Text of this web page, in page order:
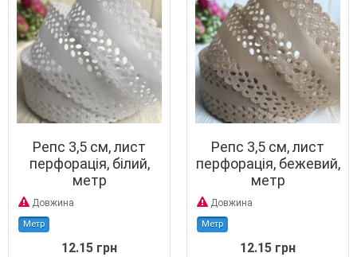
Репс 3,5 см, лист
перфорація, білий,
метр
Довжина
Метр
12.15 грн
Репс 3,5 см, лист
перфорація, бежевий,
метр
Довжина
Метр
12.15 грн